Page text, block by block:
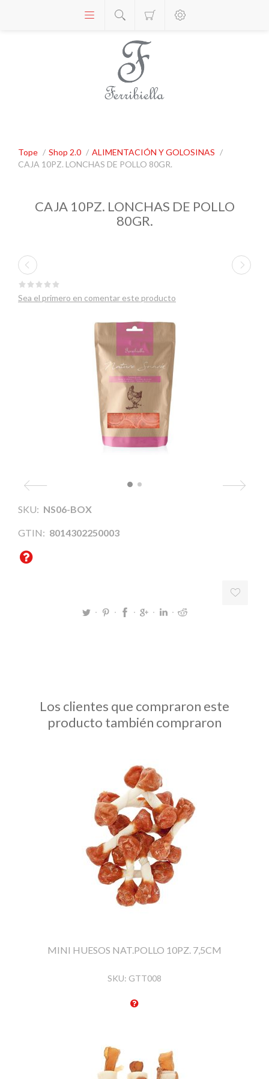
Tope / Shop 2.0 / ALIMENTACIÓN Y GOLOSINAS /
CAJA 10PZ. LONCHAS DE POLLO 80GR.
CAJA 10PZ. LONCHAS DE POLLO
80GR.
Sea el primero en comentar este producto
SKU: NS06-BOX
GTIN: 8014302250003
Los clientes que compraron este
producto también compraron
MINI HUESOS NAT.POLLO 10PZ. 7,5CM
SKU: GTT008